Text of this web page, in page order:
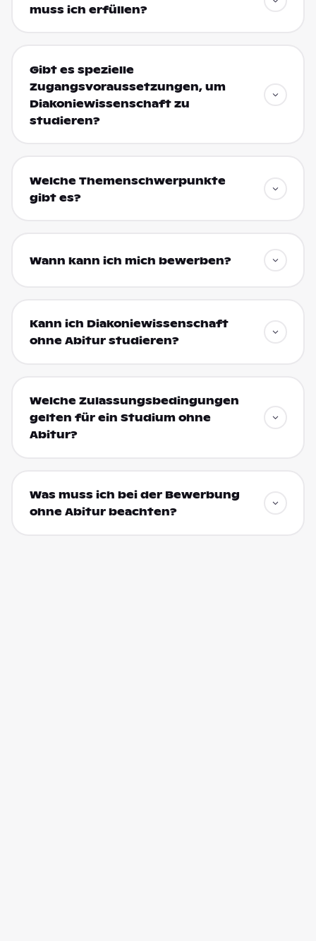
muss ich erfüllen?
Gibt es spezielle
Zugangsvoraussetzungen, um
Diakoniewissenschaft zu
studieren?
Welche Themenschwerpunkte
gibt es?
Wann kann ich mich bewerben?
Kann ich Diakoniewissenschaft
ohne Abitur studieren?
Welche Zulassungsbedingungen
gelten für ein Studium ohne
Abitur?
Was muss ich bei der Bewerbung
ohne Abitur beachten?